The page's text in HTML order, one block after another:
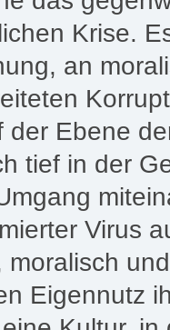
der Ebene
tief in der
Virus
moralisch
Eigennutz
Kultur,